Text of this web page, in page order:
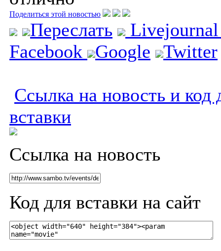
Поделиться этой новостью
Переслать
Facebook
Google Twitter
Ссылка на новость и код
вставки
Ссылка на новость
Код для вставки на сайт